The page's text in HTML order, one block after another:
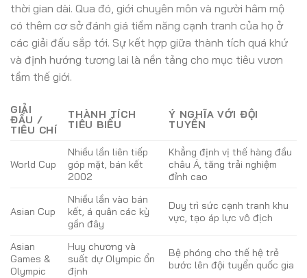
thời gian dài. Qua đó, giới chuyên môn và người hâm mộ
có thêm cơ sở đánh giá tiềm năng cạnh tranh của họ ở
các giải đấu sắp tới. Sự kết hợp giữa thành tích quá khứ
và định hướng tương lai là nền tảng cho mục tiêu vươn
tầm thế giới.
GIẢI
ĐẤU /
TIÊU CHÍ
THÀNH TÍCH
TIÊU BIỂU
Ý NGHĨA VỚI ĐỘI
TUYỂN
World Cup
Nhiều lần liên tiếp
góp mặt, bán kết
2002
Khẳng định vị thế hàng đầu
châu Á, tăng trải nghiệm
đỉnh cao
Asian Cup
Nhiều lần vào bán
kết, á quân các kỳ
gần đây
Duy trì sức cạnh tranh khu
vực, tạo áp lực vô địch
Asian
Games &
Olympic
Huy chương và
suất dự Olympic ổn
định
Bệ phóng cho thế hệ trẻ
bước lên đội tuyển quốc gia